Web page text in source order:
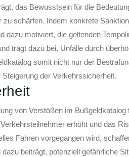
das Bewusstsein für die
zu schärfen. Indem konkrete
dazu motiviert, die geltenden
trägt dazu bei, Unfälle durch
somit nicht nur der
der Verkehrssicherheit.
von Verstößen im
erhöht und das
Fahren vorgegangen wird,
beiträgt, potenziell gefährliche